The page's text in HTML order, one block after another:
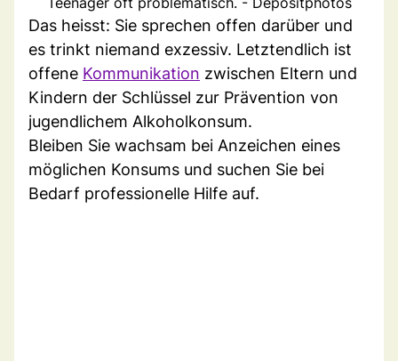
Das heisst: Sie sprechen offen darüber und
es trinkt niemand exzessiv. Letztendlich ist
offene Kommunikation zwischen Eltern und
Kindern der Schlüssel zur Prävention von
jugendlichem Alkoholkonsum.
Bleiben Sie wachsam bei Anzeichen eines
möglichen Konsums und suchen Sie bei
Bedarf professionelle Hilfe auf.